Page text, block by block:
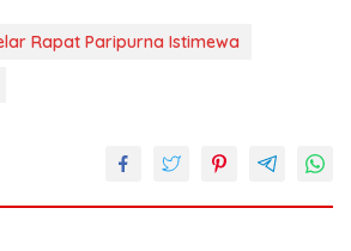
Rapat Paripurna Istimewa